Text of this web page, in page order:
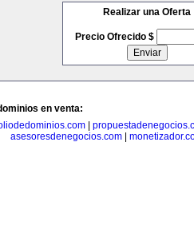
Realizar una Oferta
Precio Ofrecido $
en venta:
|
asesoresdenegocios.com